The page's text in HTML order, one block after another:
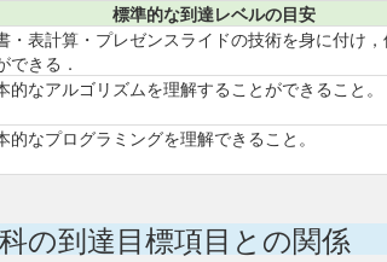
標準的な到達レベルの目安
・表計算・プレゼンスライドの技術を身に付け，
できる．
的なアルゴリズムを理解することができること。
的なプログラミングを理解できること。
の到達目標項目との関係